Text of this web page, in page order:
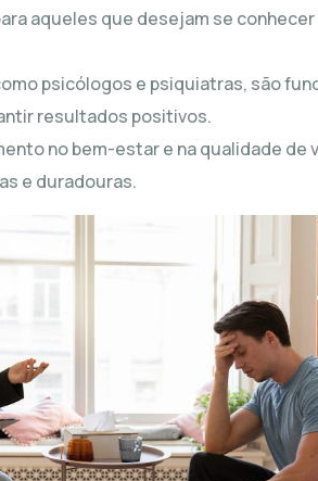
aqueles que desejam se
psicólogos e psiquiatras, são
resultados positivos.
no bem-estar e na qualidade de
e duradouras.